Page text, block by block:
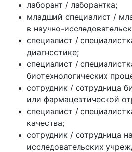
лаборант / лаборантка;
младший специалист /
в научно-
специалист /
диагностике;
специалист /
биотехнологических
сотрудник / сотрудница
или фармацевтической
специалист /
качества;
сотрудник / сотрудница
исследовательских